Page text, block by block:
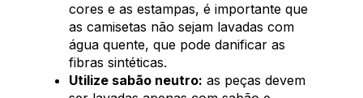
cores e as estampas, é importante que
as camisetas não sejam lavadas com
água quente, que pode danificar as
fibras sintéticas.
Utilize sabão neutro: as peças devem